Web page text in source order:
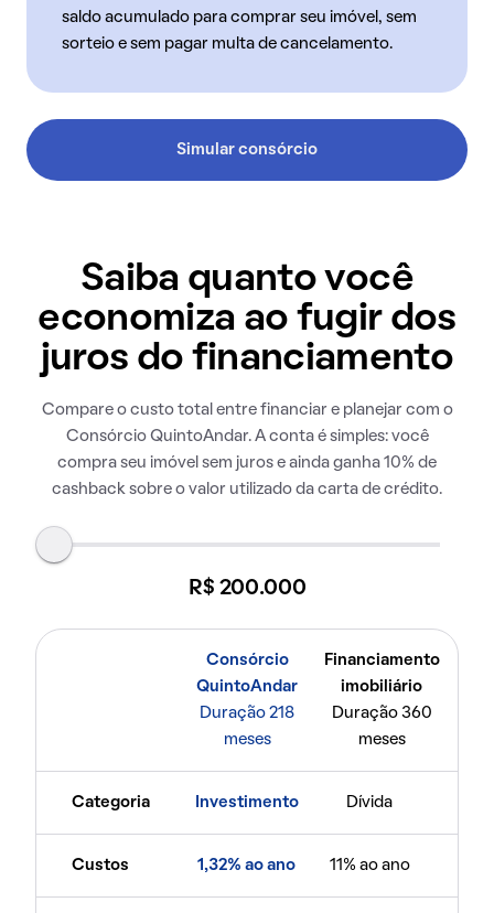
saldo acumulado para comprar seu imóvel, sem
sorteio e sem pagar multa de cancelamento.
Simular consórcio
Saiba quanto você
economiza ao fugir dos
juros do financiamento
Compare o custo total entre financiar e planejar com o
Consórcio QuintoAndar. A conta é simples: você
compra seu imóvel sem juros e ainda ganha 10% de
cashback sobre o valor utilizado da carta de crédito.
R$ 200.000
Consórcio
QuintoAndar
Duração 218
meses
Financiamento
imobiliário
Duração 360
meses
Categoria Investimento Dívida
Custos 1,32% ao ano 11% ao ano